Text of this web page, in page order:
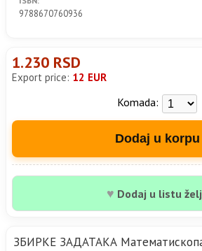
9788670760936
1.230 RSD
Export price: 12 EUR
Komada:
Dodaj u korpu
♥ Dodaj u listu
ЗБИРКЕ ЗАДАТАКА